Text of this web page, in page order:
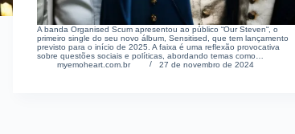
A banda Organised Scum apresentou ao público “Our Steven“, o
primeiro single do seu novo álbum, Sensitised, que tem lançamento
previsto para o início de 2025. A faixa é uma reflexão provocativa
sobre questões sociais e políticas, abordando temas como…
myemoheart.com.br
27 de novembro de 2024